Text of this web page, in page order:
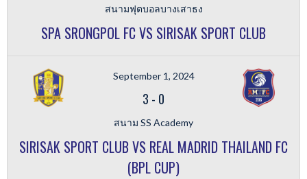
สนามฟุตบอลบางเสาธง
SPA SRONGPOL FC VS SIRISAK SPORT CLUB
September 1, 2024
3 - 0
สนาม SS Academy
SIRISAK SPORT CLUB VS REAL MADRID THAILAND FC
(BPL CUP)